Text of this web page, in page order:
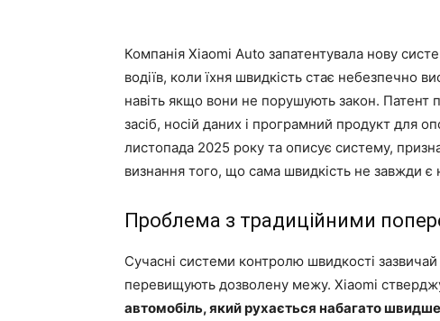
Компанія Xiaomi Auto запатентувала нову
водіїв, коли їхня швидкість стає небезпечно
навіть якщо вони не порушують закон. Патент
засіб, носій даних і програмний продукт для
листопада 2025 року та описує систему,
визнання того, що сама швидкість не завжди
Проблема з традиційними
Сучасні системи контролю швидкості
перевищують дозволену межу. Xiaomi
автомобіль, який рухається набагато